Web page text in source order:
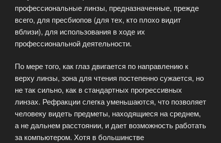
профессиональные линзы, предназначенные, прежде
всего, для пресбиопов (для тех, кто плохо видит
вблизи), для использования в ходе их
профессиональной деятельности.
По мере того, как глаз двигается по направлению к
верху линзы, зона для чтения постепенно сужается, но
не так сильно, как в стандартных прогрессивных
линзах. Рефракции слегка уменьшаются, что позволяет
человеку видеть предметы, находящиеся на среднем,
а не дальнем расстоянии, и дает возможность работать
за компьютером. Хотя в большинстве